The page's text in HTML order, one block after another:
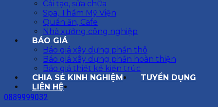
Cải tạo, sửa chữa
Spa, Thẩm Mỹ Viện
Quán ăn, Cafe
Nhà xưởng công nghiệp
BÁO GIÁ
Báo giá xây dựng phần thô
Báo giá xây dựng phần hoàn thiện
Báo giá thiết kế kiến trúc
CHIA SẺ KINH NGHIỆM
TUYỂN DỤNG
LIÊN HỆ
0889999032